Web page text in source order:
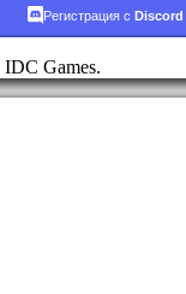
Регистрация с Discord
IDC Games.